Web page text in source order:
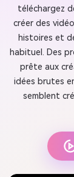
téléchargez
créer des
histoires et
habituel. Des
prête aux
idées brutes
semblent